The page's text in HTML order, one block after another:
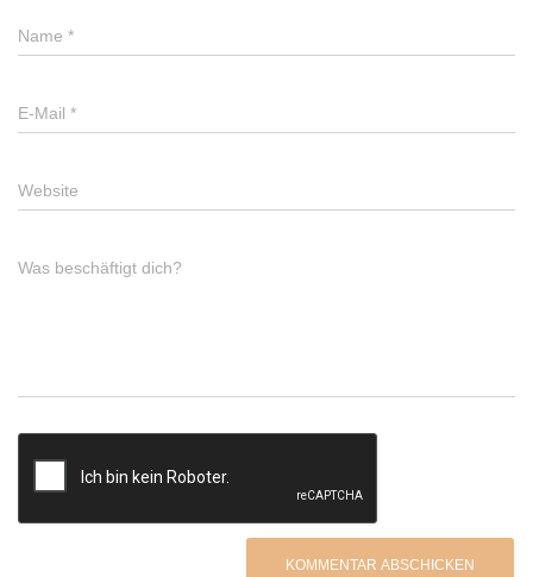
Name *
E-Mail *
Website
Was beschäftigt dich?